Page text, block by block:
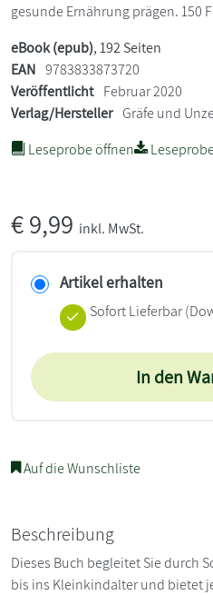
gesunde Ernährung prägen. 150
eBook (epub), 192 Seiten
EAN 9783833873720
Veröffentlicht Februar 2020
Verlag/Hersteller Gräfe und
Leseprobe öffnen
€9,99 inkl. MwSt.
Artikel erhalten
Sofort Lieferbar
In den
Auf die Wunschliste
Beschreibung
Dieses Buch begleitet Sie durch
bis ins Kleinkindalter und bietet